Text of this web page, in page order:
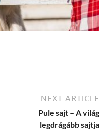
NEXT ARTICLE
Pule sajt – A világ
legdrágább sajtja